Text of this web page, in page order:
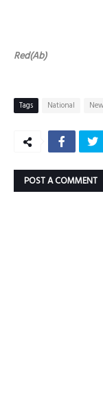
Red(Ab)
Tags National
POST A COMMENT